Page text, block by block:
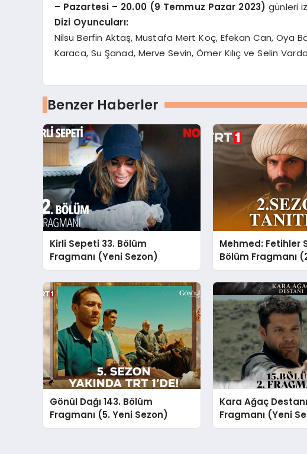
– Pazartesi – 20.00 (9 Temmuz Pazar 2023) günleri
Dizi Oyuncuları:
Nilsu Berfin Aktaş, Mustafa Mert Koç, Efekan Can, Oya
Karaca, Su Şanad, Merve Sevin, Ömer Kılıç ve Selin
Benzer Haberler
Kirli Sepeti 33. Bölüm
Fragmanı (Yeni Sezon)
Mehmed: Fetihler
Bölüm Fragmanı
Sezon)
Gönül Dağı 143. Bölüm
Fragmanı (5. Yeni Sezon)
Kara Ağaç
Fragmanı (Yeni